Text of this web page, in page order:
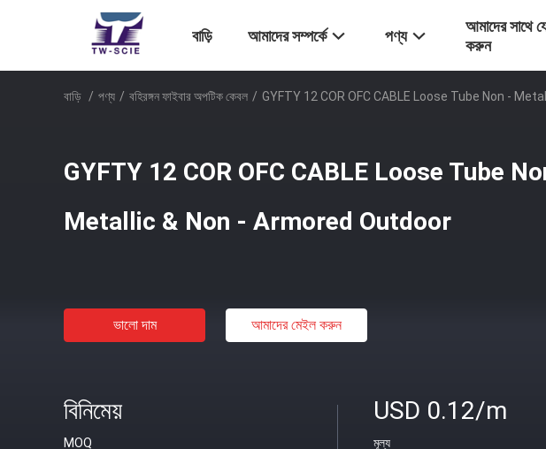
বাড়ি আমাদের সম্পর্কে পণ্য
আমাদের সাথে
করুন
বাড়ি / পণ্য / বহিরঙ্গন ফাইবার অপটিক কেবল / GYFTY 12 COR OFC CABLE Loose Tube Non -
GYFTY 12 COR OFC CABLE Loose Tube
Metallic & Non - Armored Outdoor
ভালো দাম আমাদের মেইল ​​করুন
বিনিমেয়
MOQ
USD 0.12/m
মূল্য